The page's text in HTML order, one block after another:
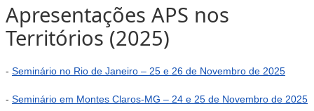
Apresentações APS nos
Territórios (2025)
- Seminário no Rio de Janeiro – 25 e 26 de Novembro de 2025
- Seminário em Montes Claros-MG – 24 e 25 de Novembro de 2025